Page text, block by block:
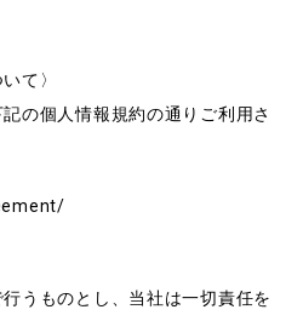
て〉
の個人情報規約の通りご利用さ
うものとし、当社は一切責任を